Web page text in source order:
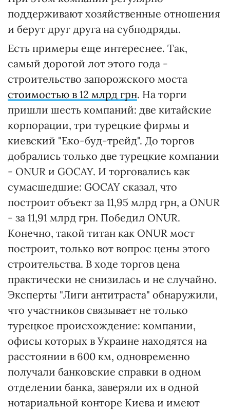
поддерживают хозяйственные отношения
и берут друг друга на субподряды.
Есть примеры еще интереснее. Так,
самый дорогой лот этого года -
строительство запорожского моста
стоимостью в 12 млрд грн. На торги
пришли шесть компаний: две китайские
корпорации, три турецкие фирмы и
киевский "Еко-буд-трейд". До торгов
добрались только две турецкие компании
- ONUR и GOCAY. И торговались как
сумасшедшие: GOCAY сказал, что
построит объект за 11,95 млрд грн, а ONUR
- за 11,91 млрд грн. Победил ONUR.
Конечно, такой титан как ONUR мост
построит, только вот вопрос цены этого
строительства. В ходе торгов цена
практически не снизилась и не случайно.
Эксперты "Лиги антитраста" обнаружили,
что участников связывает не только
турецкое происхождение: компании,
офисы которых в Украине находятся на
расстоянии в 600 км, одновременно
получали банковские справки в одном
отделении банка, заверяли их в одной
нотариальной конторе Киева и имеют